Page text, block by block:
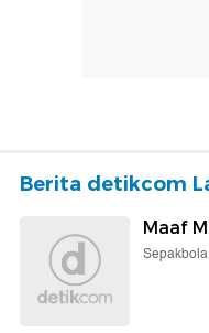
Berita detikcom
Maaf
Sepakbola